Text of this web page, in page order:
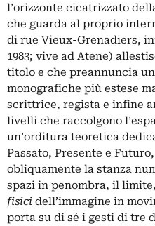
l’orizzonte cicatrizzato
che guarda al proprio
di rue Vieux-Grenadiers,
1983; vive ad Atene)
titolo e che preannuncia
monografiche più estese
scrittrice, regista e infine
livelli che raccolgono
un’orditura teoretica
Passato, Presente e
obliquamente la stanza
spazi in penombra, il
fisici dell’immagine in
porta su di sé i gesti di tre